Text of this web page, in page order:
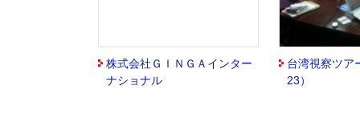
株式会社ＧＩＮＧＡインター
ナショナル
台湾視察ツア
23）